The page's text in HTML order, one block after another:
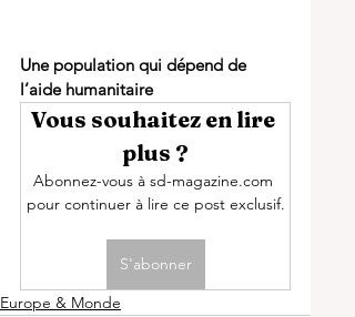
Une population qui dépend de
l’aide humanitaire
Vous souhaitez en lire
plus ?
Abonnez-vous à sd-magazine.com
pour continuer à lire ce post exclusif.
S'abonner
Europe & Monde